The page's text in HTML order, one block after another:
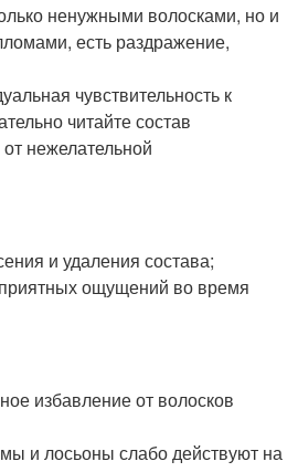
ненужными волосками, но и
есть раздражение,
чувствительность к
читайте состав
нежелательной
и удаления состава;
ощущений во время
избавление от волосков
и лосьоны слабо действуют на